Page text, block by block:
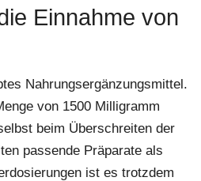
Einnahme von
Nahrungsergänzungsmittel.
von 1500 Milligramm
beim Überschreiten der
passende Präparate als
ist es trotzdem